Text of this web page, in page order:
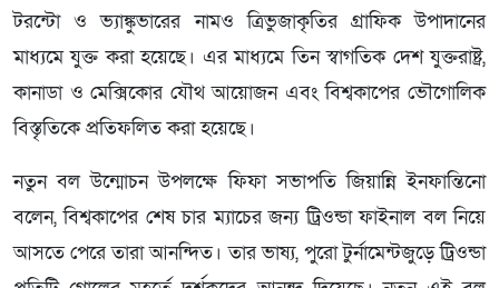
টরন্টো ও ভ্যাঙ্কুভারের নামও ত্রিভুজাকৃতির গ্রাফিক উপাদানের
মাধ্যমে যুক্ত করা হয়েছে। এর মাধ্যমে তিন স্বাগতিক দেশ যুক্তরাষ্ট্র,
কানাডা ও মেক্সিকোর যৌথ আয়োজন এবং বিশ্বকাপের ভৌগোলিক
বিস্তৃতিকে প্রতিফলিত করা হয়েছে।
নতুন বল উন্মোচন উপলক্ষে ফিফা সভাপতি জিয়ান্নি ইনফান্তিনো
বলেন, বিশ্বকাপের শেষ চার ম্যাচের জন্য ট্রিওন্ডা ফাইনাল বল নিয়ে
আসতে পেরে তারা আনন্দিত। তার ভাষ্য, পুরো টুর্নামেন্টজুড়ে ট্রিওন্ডা